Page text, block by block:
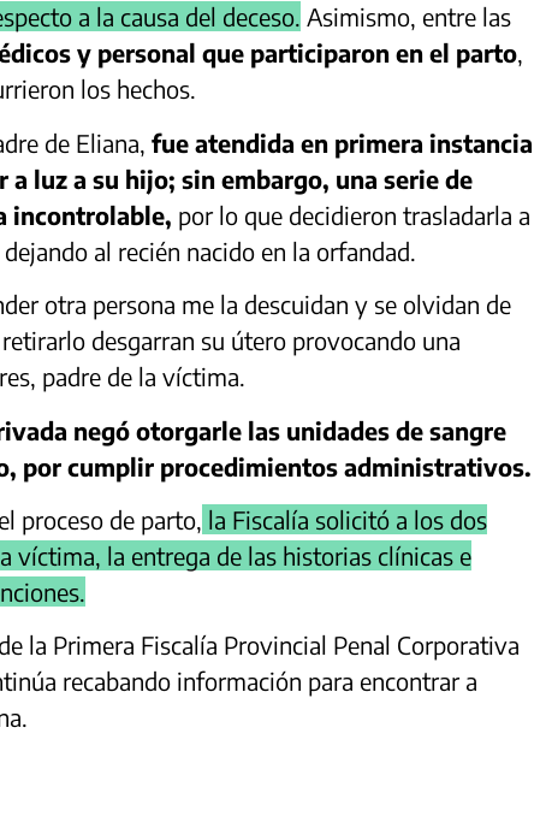
a la causa del deceso. Asimismo, entre las
y personal que participaron en el parto,
los hechos.
de Eliana,fue atendida en primera instancia
a luz a su hijo; sin embargo, una serie de
incontrolable, por lo que decidieron trasladarla a
al recién nacido en la orfandad.
otra persona me la descuidan y se olvidan de
desgarran su útero provocando una
padre de la víctima.
negó otorgarle las unidades de sangre
por cumplir procedimientos administrativos.
proceso de parto, la Fiscalía solicitó a los dos
víctima, la entrega de las historias clínicas e
la Primera Fiscalía Provincial Penal Corporativa
recabando información para encontrar a